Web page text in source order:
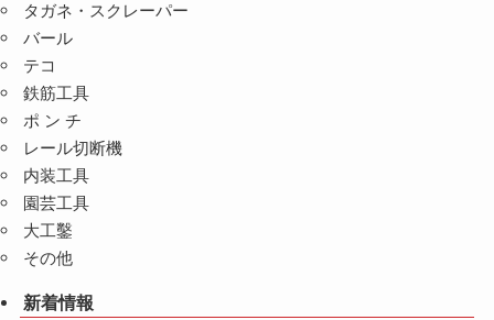
タガネ・スクレーパー
バール
テコ
鉄筋工具
ポ ン チ
レール切断機
内装工具
園芸工具
大工鑿
その他
新着情報